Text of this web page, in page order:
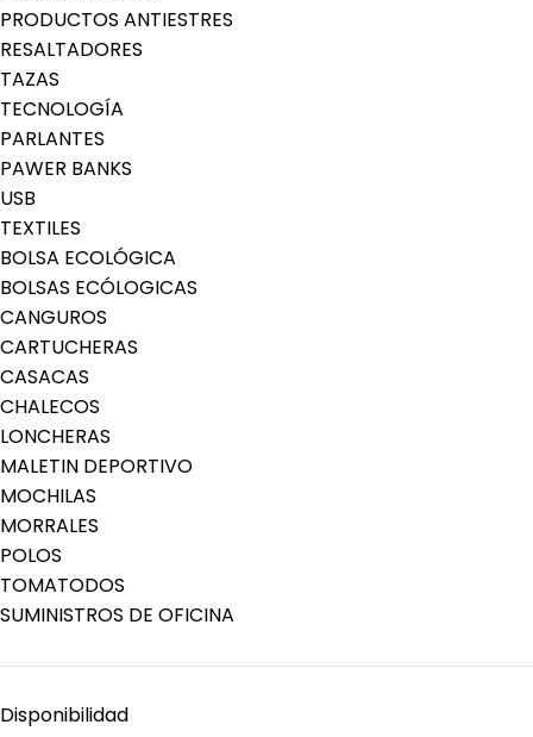
PRODUCTOS ANTIESTRES
RESALTADORES
TAZAS
TECNOLOGÍA
PARLANTES
PAWER BANKS
USB
TEXTILES
BOLSA ECOLÓGICA
BOLSAS ECÓLOGICAS
CANGUROS
CARTUCHERAS
CASACAS
CHALECOS
LONCHERAS
MALETIN DEPORTIVO
MOCHILAS
MORRALES
POLOS
TOMATODOS
SUMINISTROS DE OFICINA
Disponibilidad